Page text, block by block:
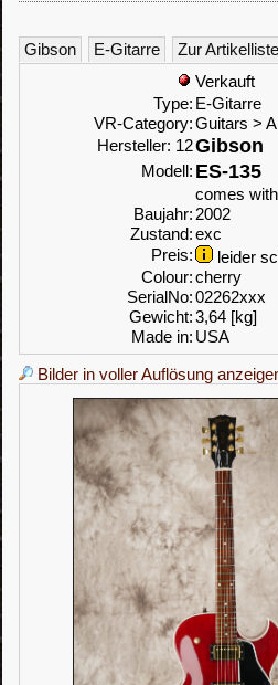
Gibson E-Gitarre
Zur Artikelliste
Verkauft
Type: E-Gitarre
VR-Category:Guitars >
Hersteller: 12Gibson
Modell: ES-135
comes
Baujahr: 2002
Zustand:exc
Preis:
leider
Colour:cherry
SerialNo:02262xxx
Gewicht:3,64 [kg]
Made in: USA
Bilder in voller Auflösung